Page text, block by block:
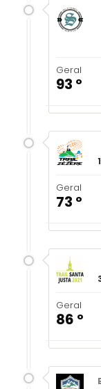
Geral
93 º
Geral
73 º
Geral
86 º